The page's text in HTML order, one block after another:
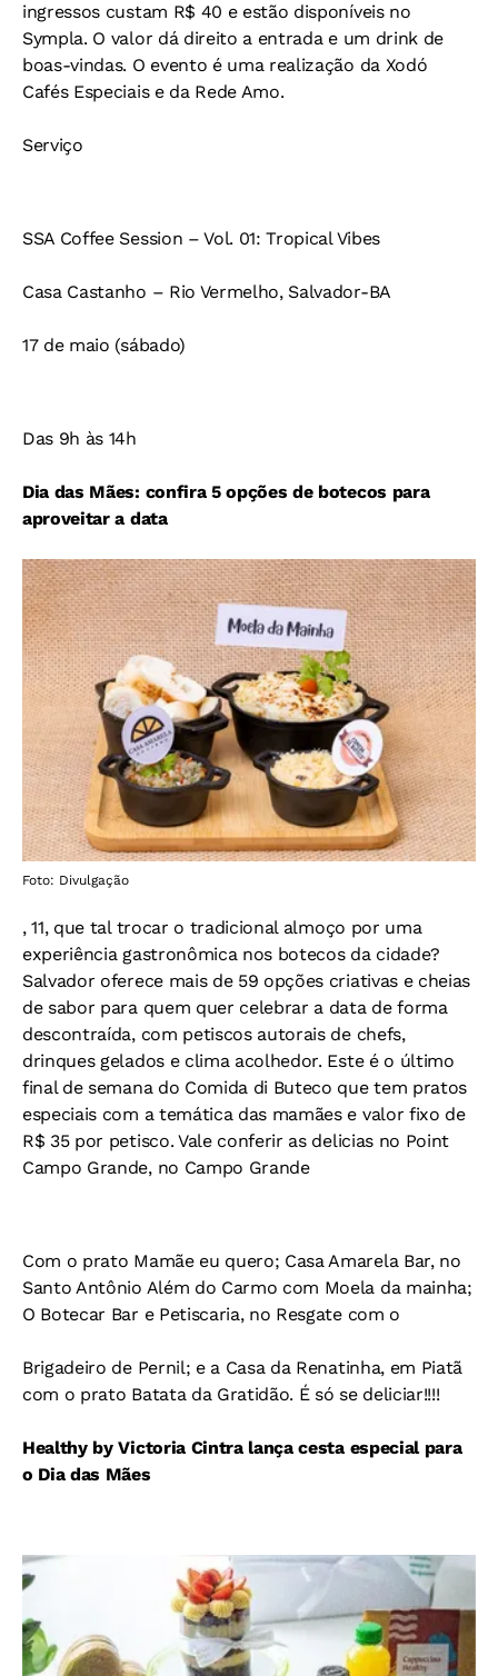
ingressos custam R$ 40 e estão disponíveis no
Sympla. O valor dá direito a entrada e um drink de
boas-vindas. O evento é uma realização da Xodó
Cafés Especiais e da Rede Amo.
Serviço
SSA Coffee Session – Vol. 01: Tropical Vibes
Casa Castanho – Rio Vermelho, Salvador-BA
17 de maio (sábado)
Das 9h às 14h
Dia das Mães: confira 5 opções de botecos para
aproveitar a data
Foto: Divulgação
, 11, que tal trocar o tradicional almoço por uma
experiência gastronômica nos botecos da cidade?
Salvador oferece mais de 59 opções criativas e cheias
de sabor para quem quer celebrar a data de forma
descontraída, com petiscos autorais de chefs,
drinques gelados e clima acolhedor. Este é o último
final de semana do Comida di Buteco que tem pratos
especiais com a temática das mamães e valor fixo de
R$ 35 por petisco. Vale conferir as delicias no Point
Campo Grande, no Campo Grande
Com o prato Mamãe eu quero; Casa Amarela Bar, no
Santo Antônio Além do Carmo com Moela da mainha;
O Botecar Bar e Petiscaria, no Resgate com o
Brigadeiro de Pernil; e a Casa da Renatinha, em Piatã
com o prato Batata da Gratidão. É só se deliciar!!!!
Healthy by Victoria Cintra lança cesta especial para
o Dia das Mães